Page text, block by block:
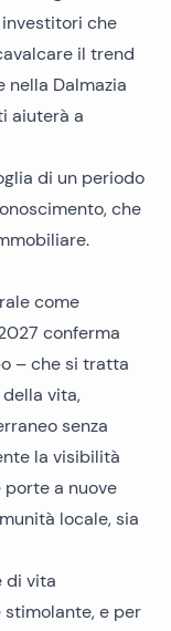
che
il trend
nella Dalmazia
aiuterà a
di un periodo
che
come
conferma
– che si tratta
vita,
senza
la visibilità
porte a nuove
locale, sia
di vita
e per